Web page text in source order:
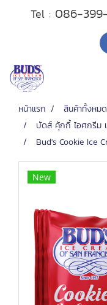
Tel : 086-
หน้าแรก สินค้าทั้งหมด
บัดส์ คุ้กกี้ ไอศกรีม
Bud's Cookie Ice
New